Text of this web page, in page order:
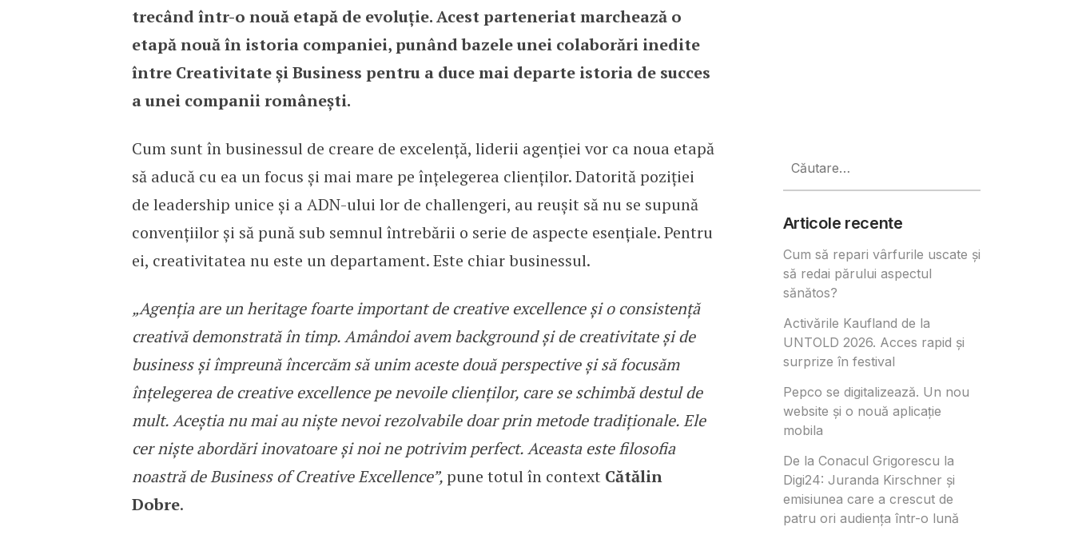
trecând într-o nouă etapă de evoluție. Acest parteneriat marchează o
etapă nouă în istoria companiei, punând bazele unei colaborări inedite
între Creativitate și Business pentru a duce mai departe istoria de succes
a unei companii românești.
Cum sunt în businessul de creare de excelență, liderii agenției vor ca noua etapă
să aducă cu ea un focus și mai mare pe înțelegerea clienților. Datorită poziției
de leadership unice și a ADN-ului lor de challengeri, au reușit să nu se supună
convențiilor și să pună sub semnul întrebării o serie de aspecte esențiale. Pentru
ei, creativitatea nu este un departament. Este chiar businessul.
„Agenția are un heritage foarte important de creative excellence și o consistență
creativă demonstrată în timp. Amândoi avem background și de creativitate și de
business și împreună încercăm să unim aceste două perspective și să focusăm
înțelegerea de creative excellence pe nevoile clienților, care se schimbă destul de
mult. Aceștia nu mai au niște nevoi rezolvabile doar prin metode tradiționale. Ele
cer niște abordări inovatoare și noi ne potrivim perfect. Aceasta este filosofia
noastră de Business of Creative Excellence”,pune totul în context Cătălin
Dobre.
după:
Articole recente
Cum să repari vârfurile uscate și
să redai părului aspectul
sănătos?
Activările Kaufland de la
UNTOLD 2026. Acces rapid și
surprize în festival
Pepco se digitalizează. Un nou
website și o nouă aplicație
mobila
De la Conacul Grigorescu la
Digi24: Juranda Kirschner și
emisiunea care a crescut de
patru ori audiența într-o lună